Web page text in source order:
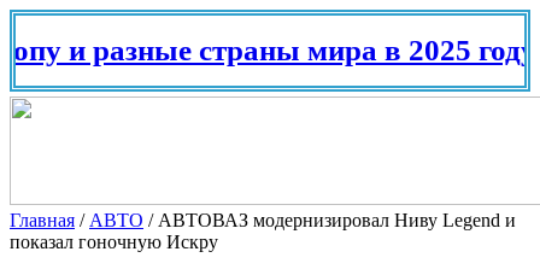
страны мира в 2025 году
Главная / АВТО / АВТОВАЗ модернизировал Ниву Legend и
показал гоночную Искру